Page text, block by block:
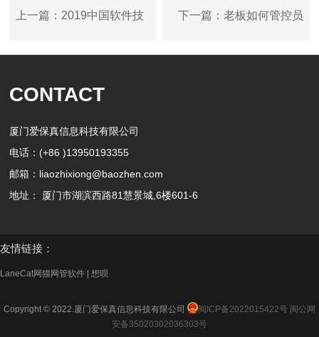
上一篇：2019中国软件技 下一篇：老板如何管控员
CONTACT
厦门爱保真信息科技有限公司
电话：(+86 )13950193355
邮箱：liaozhixiong@baozhen.com
地址： 厦门市湖滨西路81慧景城,6楼601-6
友情链接：
LaneCat网猫网管软件 | 想呗
Copyright © 2022.厦门爱保真信息科技有限公司 闽ICP备2022015422号 闽公网
安备35020302036303号